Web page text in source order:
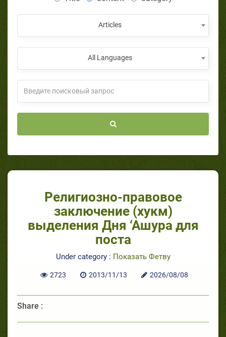
Articles
All Languages
Религиозно-правовое
заключение (хукм)
выделения Дня ‘Ашура для
поста
Under category : Показать Фетву
2723 2013/11/13 2026/08/08
Share :